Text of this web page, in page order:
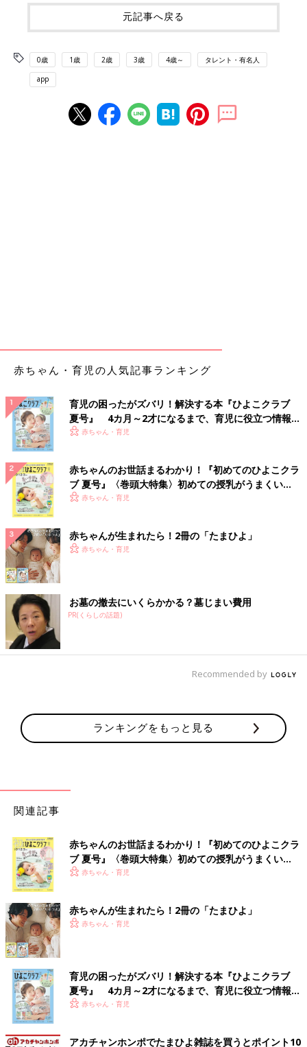
元記事へ戻る
0歳 1歳 2歳 3歳 4歳～ タレント・有名人
app
赤ちゃん・育児の人気記事ランキング
育児の困ったがズバリ！解決する本『ひよこクラブ
夏号』 4カ月～2才になるまで、育児に役立つ情報が
いっぱい！
赤ちゃん・育児
赤ちゃんのお世話まるわかり！『初めてのひよこクラ
ブ 夏号』〈巻頭大特集〉初めての授乳がうまくい
く！ おっぱい・ミルクの基本と夏のトラブル 解決テ
赤ちゃん・育児
赤ちゃんが生まれたら！2冊の「たまひよ」
赤ちゃん・育児
お墓の撤去にいくらかかる？墓じまい費用
PR(くらしの話題)
Recommended by
ランキングをもっと見る
関連記事
赤ちゃんのお世話まるわかり！『初めてのひよこクラ
ブ 夏号』〈巻頭大特集〉初めての授乳がうまくい
く！ おっぱい・ミルクの基本と夏のトラブル 解決テ
赤ちゃん・育児
赤ちゃんが生まれたら！2冊の「たまひよ」
赤ちゃん・育児
育児の困ったがズバリ！解決する本『ひよこクラブ
夏号』 4カ月～2才になるまで、育児に役立つ情報が
いっぱい！
赤ちゃん・育児
アカチャンホンポでたまひよ雑誌を買うとポイント10